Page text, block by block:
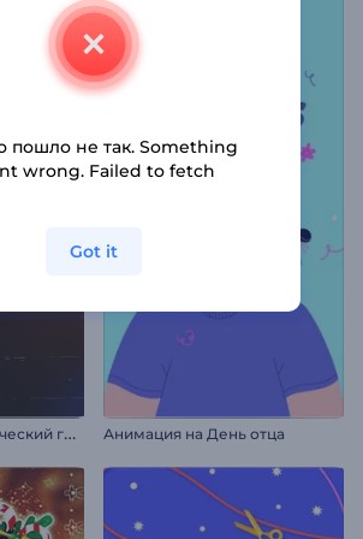
З
аставка: Ностальгический глитч Анимация на День отца
пошло не так. Something
wrong. Failed to fetch
Got it